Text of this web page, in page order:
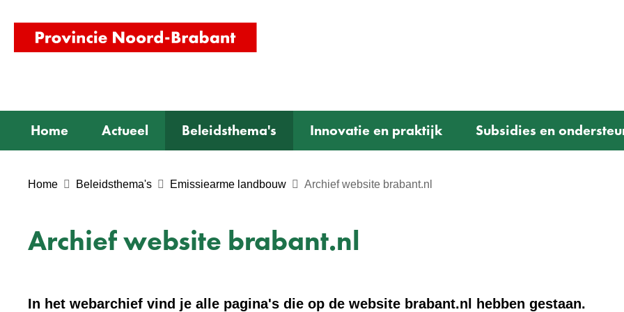
homepage)
Home Actueel Beleidsthema's Innovatie en praktijk Subsidies en
Home Beleidsthema's Emissiearme landbouw Archief website brabant.nl
Archief website brabant.nl
In het webarchief vind je alle pagina's die op de website brabant.nl hebben gestaan.